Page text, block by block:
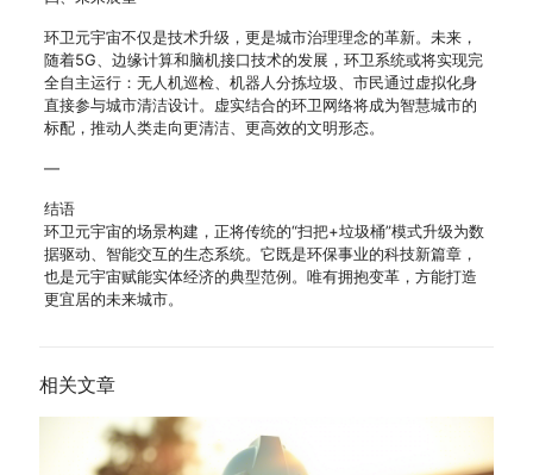
环卫元宇宙不仅是技术升级，更是城市治理理念的革新。未来，
随着5G、边缘计算和脑机接口技术的发展，环卫系统或将实现完
全自主运行：无人机巡检、机器人分拣垃圾、市民通过虚拟化身
直接参与城市清洁设计。虚实结合的环卫网络将成为智慧城市的
标配，推动人类走向更清洁、更高效的文明形态。
—
结语
环卫元宇宙的场景构建，正将传统的“扫把+垃圾桶”模式升级为数
据驱动、智能交互的生态系统。它既是环保事业的科技新篇章，
也是元宇宙赋能实体经济的典型范例。唯有拥抱变革，方能打造
更宜居的未来城市。
相关文章